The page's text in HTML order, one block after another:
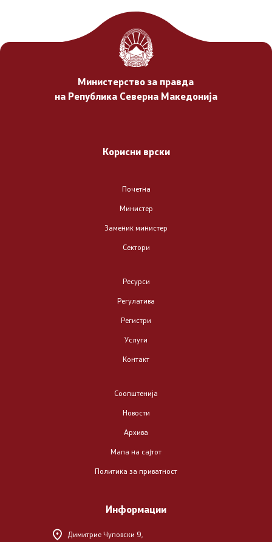
Организација и систематизација
Правосудство
Совет за ИКТ во правосудните органи
Преговори со ЕУ - поглавје 23
Бесплатна правна помош
Формулари и уплатници
Проекти
Министерство за правда
на Република Северна Македонија
Корисни врски
Почетна
Министер
Заменик министер
Сектори
Ресурси
Регулатива
Регистри
Услуги
Контакт
Соопштенија
Новости
Архива
Мапа на сајтот
Политика за приватност
Информации
Димитрие Чуповски 9,